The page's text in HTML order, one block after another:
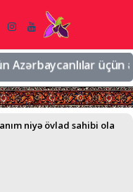
Azərbaycanlılar üçün
niyə övlad sahibi ola